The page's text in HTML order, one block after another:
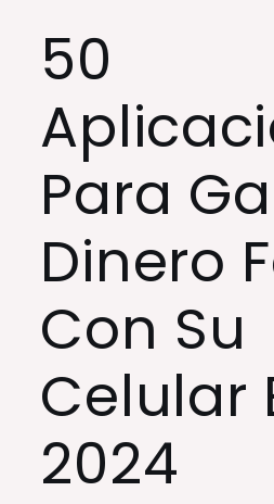
50
Para
Dinero
Con Su
Celular
2024